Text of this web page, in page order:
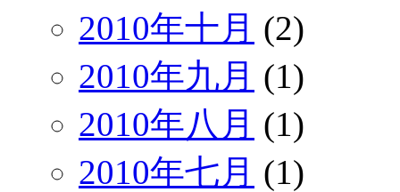
2010年十月 (2)
2010年九月 (1)
2010年八月 (1)
2010年七月 (1)